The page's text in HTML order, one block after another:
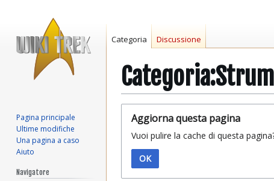
alla
navigazione
alla
ricerca
Aggiorna questa pagina
Vuoi pulire la cache di questa
OK
Categoria Discussione
Pagina principale
Ultime modifiche
Una pagina a caso
Aiuto
Navigatore